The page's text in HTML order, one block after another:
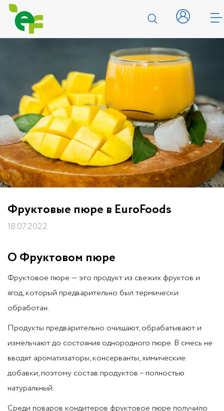
Фруктовые пюре в EuroFoods
18.07.2022
О Фруктовом пюре
Фруктовое пюре — это продукт из свежих фруктов и
ягод, который предварительно был термически
обработан.
Продукты предварительно очищают, обрабатывают и
измельчают до состояния однородного пюре. В смесь не
вводят ароматизаторы, консерванты, химические
добавки, поэтому состав продуктов – полностью
натуральный.
Среди поваров кондитеров фруктовое пюре получило